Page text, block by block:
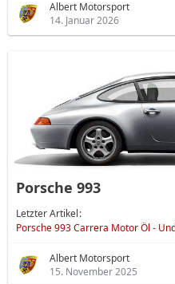
Albert Motorsport
14. Januar 2026
Porsche 993
Letzter Artikel
Porsche 993 Carrera Motor Öl -
Albert Motorsport
15. November 2025